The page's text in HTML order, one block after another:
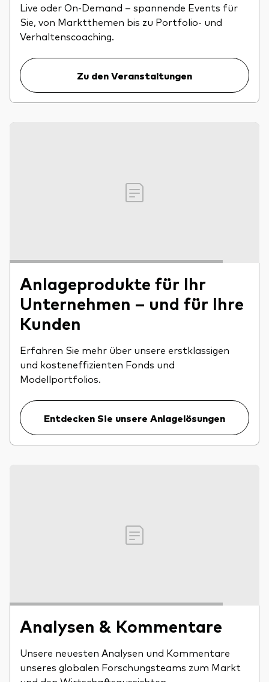
Live oder On-Demand – spannende Events für
Sie, von Marktthemen bis zu Portfolio- und
Verhaltenscoaching.
Zu den Veranstaltungen
Anlageprodukte für Ihr
Unternehmen – und für Ihre
Kunden
Erfahren Sie mehr über unsere erstklassigen
und kosteneffizienten Fonds und
Modellportfolios.
Entdecken Sie unsere Anlagelösungen
Analysen & Kommentare
Unsere neuesten Analysen und Kommentare
unseres globalen Forschungsteams zum Markt